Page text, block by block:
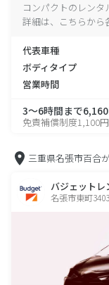
コンパクトのレン
詳細は、こちらから
代表車種
ボディタイプ
営業時間
3～6時間まで
免責補償制度1,100円
三重県名張市百合
バジェット
名張市東町3403